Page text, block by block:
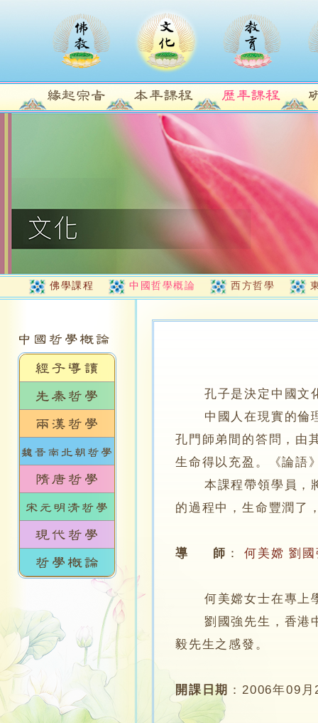
佛學課程 中國哲學概論 西方哲學
孔子是決定中國文
中國人在現實的倫理
孔門師弟間的答問，由
生命得以充盈。《論語
本課程帶領學員，將
的過程中，生命豐潤了
導 師 ： 何美嫦 劉
何美嫦女士在專上學
劉國強先生，香港中
毅先生之感發。
開課日期 ：2006年09月